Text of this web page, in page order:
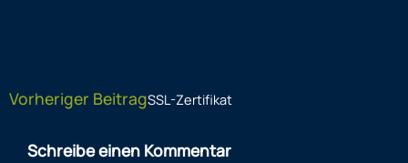
Vorheriger BeitragSSL-Zertifikat
Schreibe einen Kommentar